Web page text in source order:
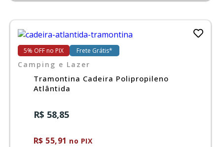
5% OFF no PIX Frete Grátis*
Camping e Lazer
Tramontina Cadeira Polipropileno
Atlântida
R$ 58,85
R$ 55,91 no PIX